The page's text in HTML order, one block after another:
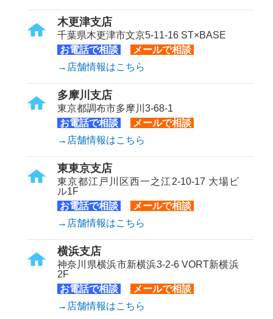
木更津支店
千葉県木更津市文京5-11-16 ST×BASE
お電話で相談
メールで相談
→店舗情報はこちら
多摩川支店
東京都調布市多摩川3-68-1
お電話で相談
メールで相談
→店舗情報はこちら
東東京支店
東京都江戸川区西一之江2-10-17 大場ビ
ル1F
お電話で相談
メールで相談
→店舗情報はこちら
横浜支店
神奈川県横浜市新横浜3-2-6 VORT新横浜
2F
お電話で相談
メールで相談
→店舗情報はこちら